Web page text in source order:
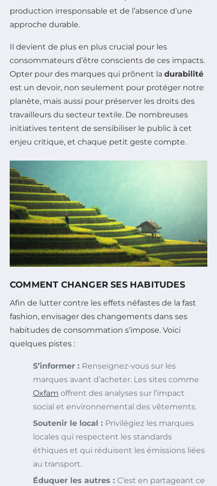
production irresponsable et de l’absence d’une
approche durable.
Il devient de plus en plus crucial pour les
consommateurs d’être conscients de ces impacts.
Opter pour des marques qui prônent la durabilité
est un devoir, non seulement pour protéger notre
planète, mais aussi pour préserver les droits des
travailleurs du secteur textile. De nombreuses
initiatives tentent de sensibiliser le public à cet
enjeu critique, et chaque petit geste compte.
COMMENT CHANGER SES HABITUDES
Afin de lutter contre les effets néfastes de la fast
fashion, envisager des changements dans ses
habitudes de consommation s’impose. Voici
quelques pistes :
S’informer : Renseignez-vous sur les
marques avant d’acheter. Les sites comme
Oxfam offrent des analyses sur l’impact
social et environnemental des vêtements.
Soutenir le local : Privilégiez les marques
locales qui respectent les standards
éthiques et qui réduisent les émissions liées
au transport.
Éduquer les autres : C’est en partageant ce